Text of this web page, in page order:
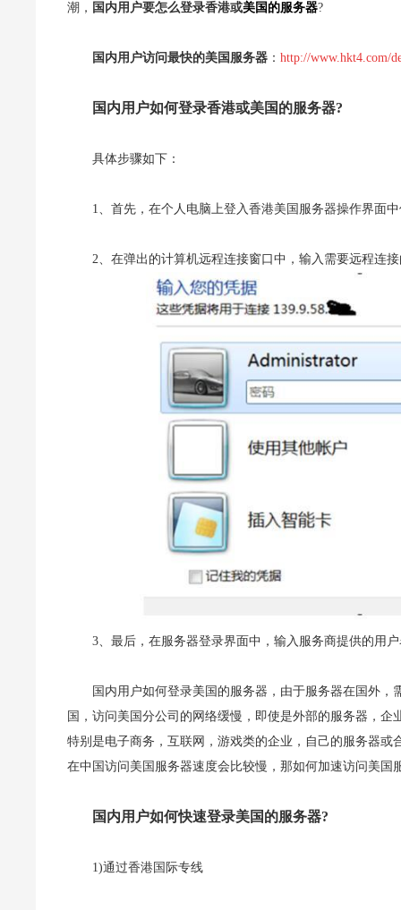
潮， 国内用户要怎么登录香港或美国的服务器?
国内用户访问最快的美国服务器 ： http://www.hkt4.com/
国内用户如何登录香港或美国的服务器?
具体步骤如下：
1、首先，在个人电脑上登入香港美国服务器操作界面
2、在弹出的计算机远程连接窗口中，输入需要远程连
3、最后，在服务器登录界面中，输入服务商提供的用
国内用户如何登录美国的服务器，由于服务器在国外
国，访问美国分公司的网络缓慢，即使是外部的服务器，
特别是电子商务，互联网，游戏类的企业，自己的服务器
在中国访问美国服务器速度会比较慢，那如何加速访问美国
国内用户如何快速登录美国的服务器?
1)通过香港国际专线